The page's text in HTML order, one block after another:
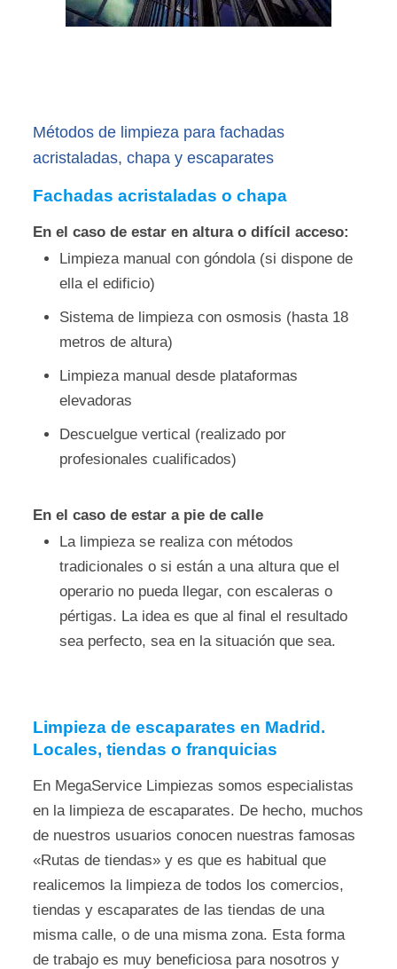
Métodos de limpieza para fachadas
acristaladas, chapa y escaparates
Fachadas acristaladas o chapa
En el caso de estar en altura o difícil acceso:
Limpieza manual con góndola (si dispone de
ella el edificio)
Sistema de limpieza con osmosis (hasta 18
metros de altura)
Limpieza manual desde plataformas
elevadoras
Descuelgue vertical (realizado por
profesionales cualificados)
En el caso de estar a pie de calle
La limpieza se realiza con métodos
tradicionales o si están a una altura que el
operario no pueda llegar, con escaleras o
pértigas. La idea es que al final el resultado
sea perfecto, sea en la situación que sea.
Limpieza de escaparates en Madrid.
Locales, tiendas o franquicias
En MegaService Limpiezas somos especialistas
en la limpieza de escaparates. De hecho, muchos
de nuestros usuarios conocen nuestras famosas
«Rutas de tiendas» y es que es habitual que
realicemos la limpieza de todos los comercios,
tiendas y escaparates de las tiendas de una
misma calle, o de una misma zona. Esta forma
de trabajo es muy beneficiosa para nosotros y